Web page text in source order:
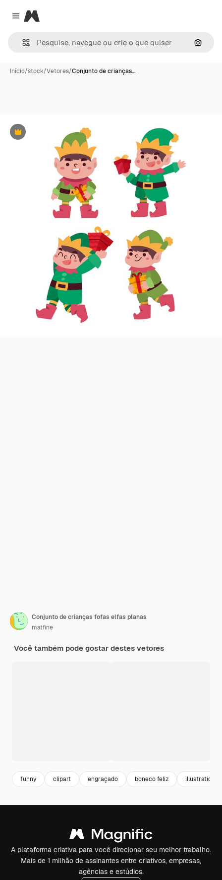
Close menu
Magnific
Início/stock/Vetores/Conjunto de crianças…
Premium
Conjunto de crianças fofas elfas planas
matfine
Você também pode gostar destes vetores
funny clipart engraçado boneco feliz illustration
A plataforma criativa para você direcionar seu melhor trabalho.
Mais de 1 milhão de assinantes entre criativos, empresas,
agências e estúdios.